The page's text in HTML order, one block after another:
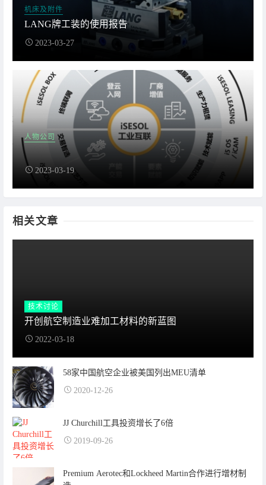
机床及附件
LANG牌工装的使用报告
2023-03-27
人物公司
2023-03-19
相关文章
技术讨论
开创航空制造业难加工材料的新蓝图
2022-03-18
58家中国航空企业被美国列出MEU清单
2020-12-26
JJ Churchill工具投资增长了6倍
2019-09-26
Premium Aerotec和Lockheed Martin合作进行增材制